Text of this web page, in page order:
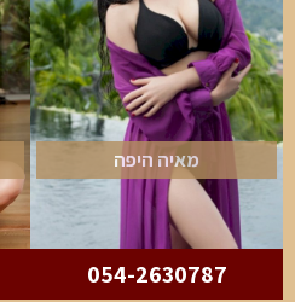
מאיה היפה
054-2630787